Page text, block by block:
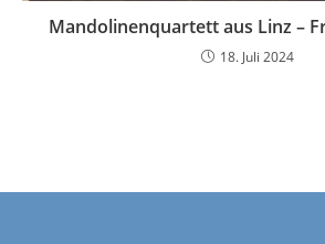
Mandolinenquartett aus Linz –
18. Juli 2024